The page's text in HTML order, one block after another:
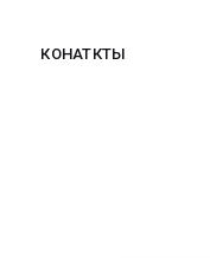
КОНАТКТЫ